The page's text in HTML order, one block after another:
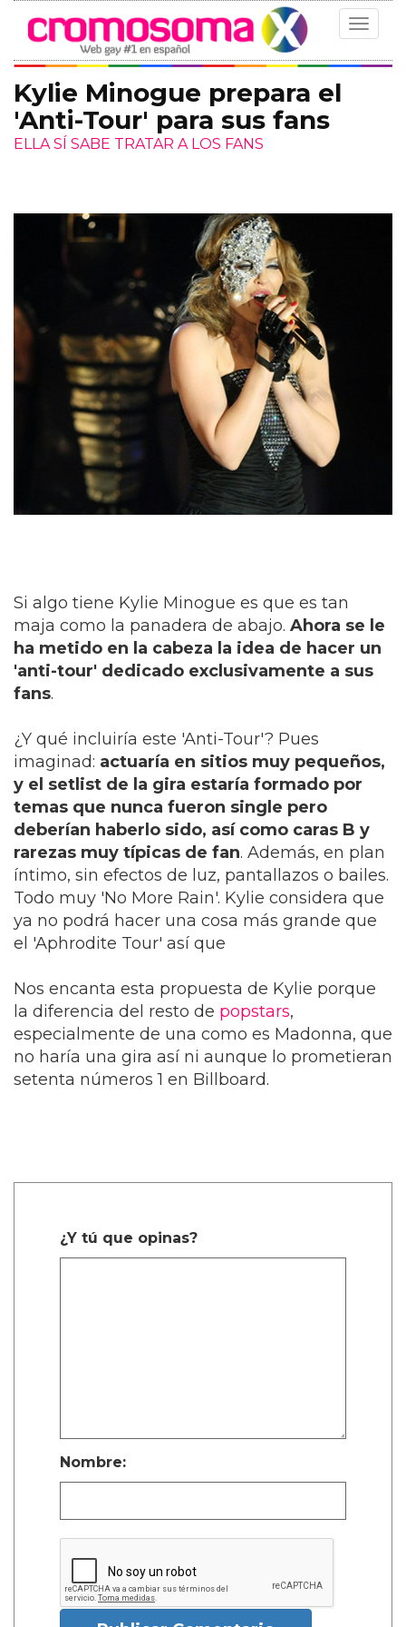
Toggle
Kylie Minogue prepara el
'Anti-Tour' para sus fans
ELLA SÍ SABE TRATAR A LOS FANS
Si algo tiene Kylie Minogue es que es tan
maja como la panadera de abajo. Ahora se le
ha metido en la cabeza la idea de hacer un
'anti-tour' dedicado exclusivamente a sus
fans.
¿Y qué incluiría este 'Anti-Tour'? Pues
imaginad: actuaría en sitios muy pequeños,
y el setlist de la gira estaría formado por
temas que nunca fueron single pero
deberían haberlo sido, así como caras B y
rarezas muy típicas de fan. Además, en plan
íntimo, sin efectos de luz, pantallazos o bailes.
Todo muy 'No More Rain'. Kylie considera que
ya no podrá hacer una cosa más grande que
el 'Aphrodite Tour' así que
Nos encanta esta propuesta de Kylie porque
la diferencia del resto de popstars,
especialmente de una como es Madonna, que
no haría una gira así ni aunque lo prometieran
setenta números 1 en Billboard.
¿Y tú que opinas?
Nombre: